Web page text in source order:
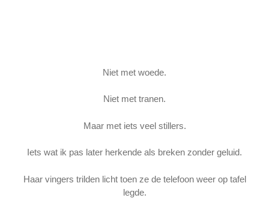
Niet met woede.
Niet met tranen.
Maar met iets veel stillers.
Iets wat ik pas later herkende als breken zonder geluid.
Haar vingers trilden licht toen ze de telefoon weer op tafel
legde.